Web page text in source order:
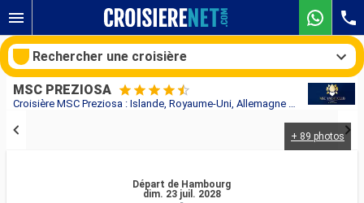
Croisière MSC Preziosa : Islande, Royaume-Uni, Allemagne au départ de Hambourg
MSC PREZIOSA
+ 89 photos
Départ de Hambourg
dim. 23 juil. 2028
Rechercher une croisière